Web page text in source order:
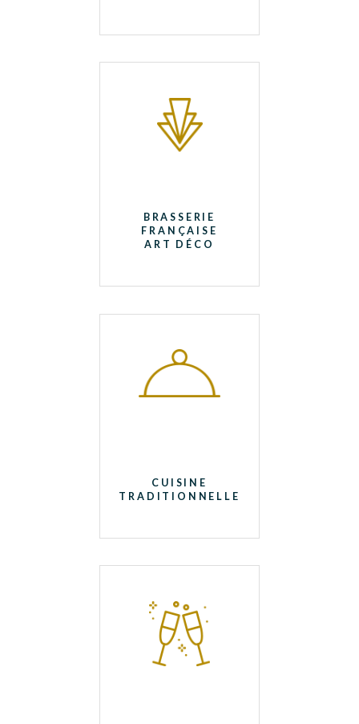
BRASSERIE
FRANÇAISE
ART DÉCO
CUISINE
TRADITIONNELLE